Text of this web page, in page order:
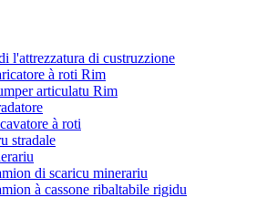
l'attrezzatura di custruzzione
à roti Rim
articulatu Rim
à roti
stradale
di scaricu minerariu
à cassone ribaltabile rigidu